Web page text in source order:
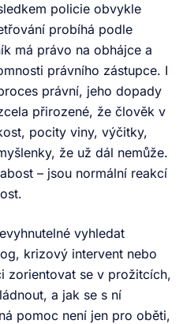
policie obvykle
probíhá podle
má právo na obhájce a
právního zástupce. I
právní, jeho dopady
přirozené, že člověk v
pocity viny, výčitky,
že už dál nemůže.
– jsou normální reakcí
vyhledat
krizový intervent nebo
zorientovat se v prožitcích,
a jak se s ní
pomoc není jen pro oběti,